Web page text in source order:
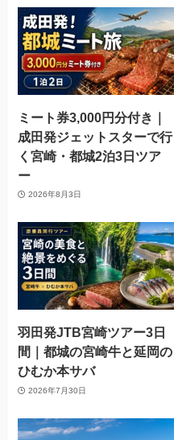
ミート券3,000円分付き｜
成田発ジェットスターで行
く宮崎・都城2泊3日ツア
ー
2026年8月3日
羽田発JTB宮崎ツアー3日
間｜都城の宮崎牛と延岡の
ひむか本サバ
2026年7月30日